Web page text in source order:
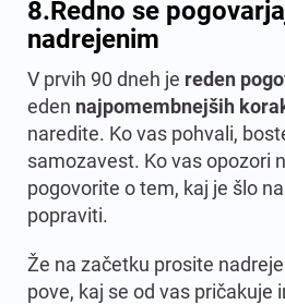
8.Redno se
nadrejenim
V prvih 90 dneh je reden
eden najpomembnejših
naredite. Ko vas pohvali,
samozavest. Ko vas opozori
pogovorite o tem, kaj je šlo
popraviti.
Že na začetku prosite
pove, kaj se od vas pričakuje